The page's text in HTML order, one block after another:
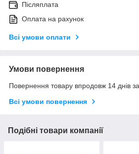
Післяплата
Оплата на рахунок
Всі умови оплати
Умови повернення
Повернення товару впродовж 14 днів
Всі умови повернення
Подібні товари компанії